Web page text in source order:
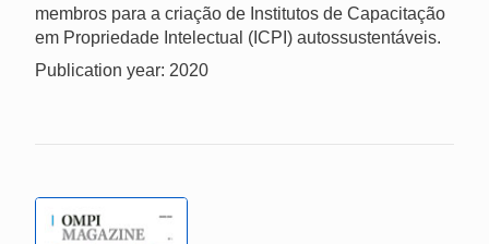
membros para a criação de Institutos de Capacitação
em Propriedade Intelectual (ICPI) autossustentáveis.
Publication year: 2020